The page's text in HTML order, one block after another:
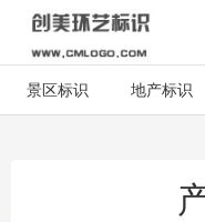
景区标识 地产标识